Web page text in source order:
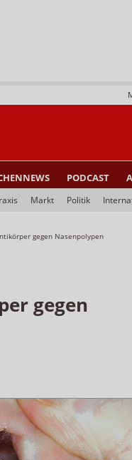
PODCAST
Markt Politik
gegen Nasenpolypen
gegen